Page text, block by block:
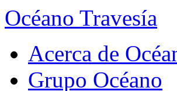
Océano Travesía
Acerca de
Grupo Océano